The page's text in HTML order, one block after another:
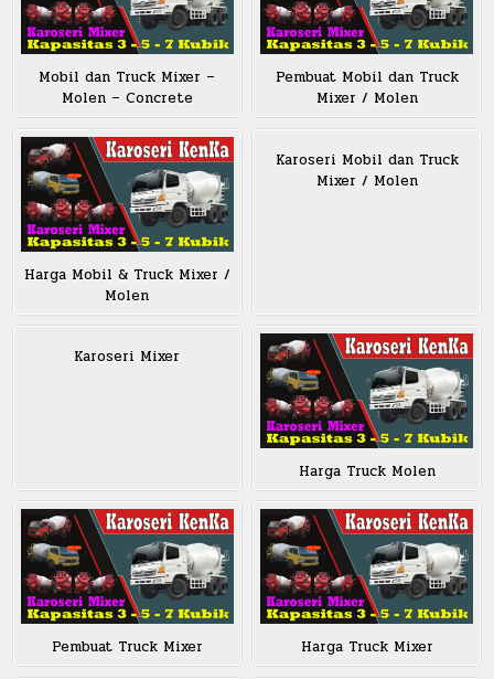
Mobil dan Truck Mixer –
Molen – Concrete
Pembuat Mobil dan Truck
Mixer / Molen
Harga Mobil & Truck Mixer /
Molen
Karoseri Mobil dan Truck
Mixer / Molen
Karoseri Mixer
Harga Truck Molen
Pembuat Truck Mixer Harga Truck Mixer